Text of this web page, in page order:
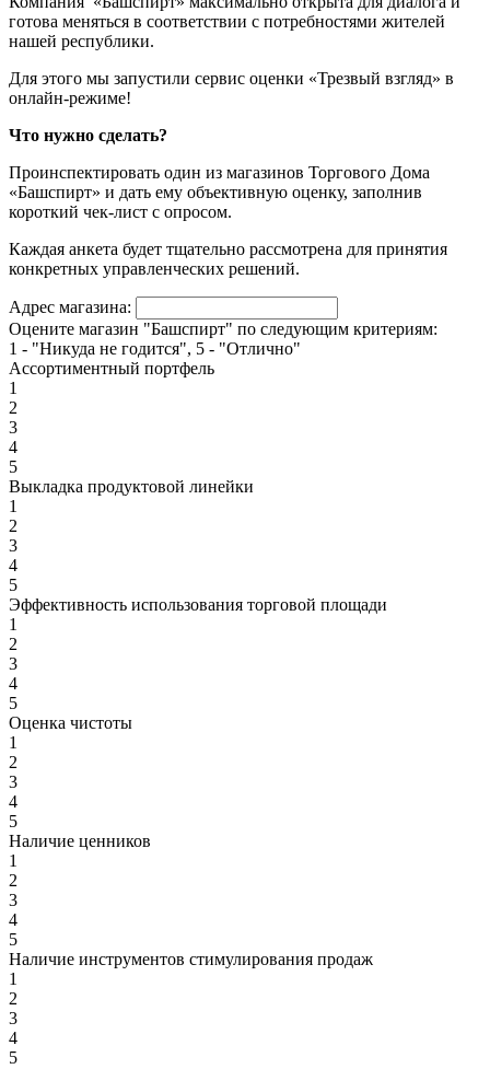
готова меняться в соответствии с потребностями жителей
нашей республики.
Для этого мы запустили сервис оценки «Трезвый взгляд» в
онлайн-режиме!
Что нужно сделать?
Проинспектировать один из магазинов Торгового Дома
«Башспирт» и дать ему объективную оценку, заполнив
короткий чек-лист с опросом.
Каждая анкета будет тщательно рассмотрена для принятия
конкретных управленческих решений.
Адрес магазина:
Оцените магазин "Башспирт" по следующим критериям:
1 - "Никуда не годится", 5 - "Отлично"
Ассортиментный портфель
1
2
3
4
5
Выкладка продуктовой линейки
1
2
3
4
5
Эффективность использования торговой площади
1
2
3
4
5
Оценка чистоты
1
2
3
4
5
Наличие ценников
1
2
3
4
5
Наличие инструментов стимулирования продаж
1
2
3
4
5